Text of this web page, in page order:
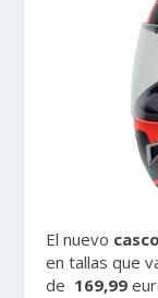
El nuevo
en tallas que
de 169,99